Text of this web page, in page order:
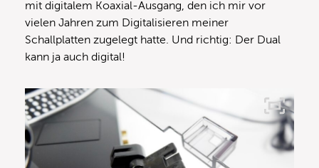
mit digitalem Koaxial-Ausgang, den ich mir vor
vielen Jahren zum Digitalisieren meiner
Schallplatten zugelegt hatte. Und richtig: Der Dual
kann ja auch digital!